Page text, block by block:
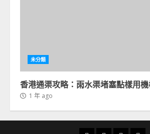
未分類
香港通渠攻略：雨水渠堵塞點樣用
1 年 ago